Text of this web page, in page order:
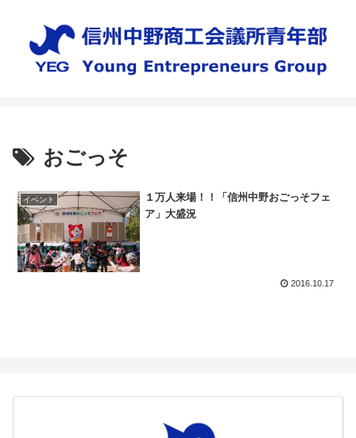
おごっそ
イベント
１万人来場！！「信州中野おごっそフェ
ア」大盛況
2016.10.17